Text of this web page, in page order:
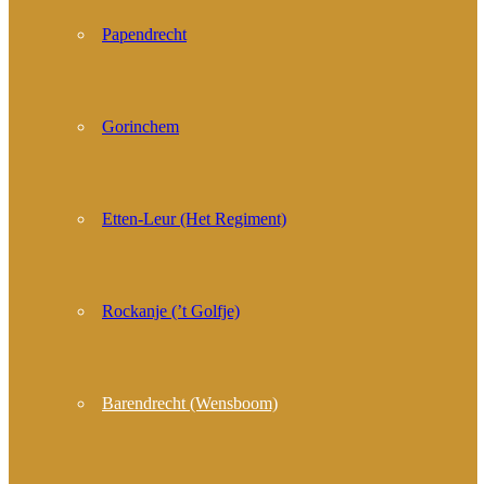
Papendrecht
Gorinchem
Etten-Leur (Het Regiment)
Rockanje (’t Golfje)
Barendrecht (Wensboom)